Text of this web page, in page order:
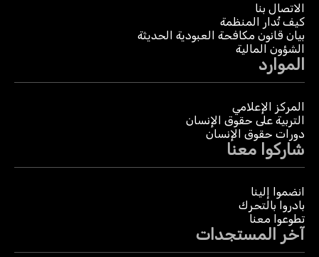
الاتصال بنا
كيف تُدار المنظمة
بيان قانون مكافحة العبودية الحديثة
الشؤون المالية
الموارد
المركز الإعلامي
التربية على حقوق الإنسان
دورات حقوق الإنسان
شاركوا معنا
انضموا إلينا
بادروا بالتحرك
تطوعوا معنا
آخر المستجدات